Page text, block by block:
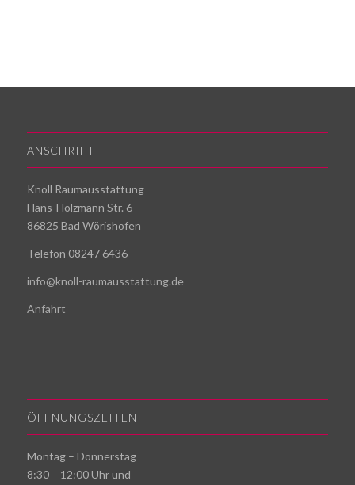
ANSCHRIFT
Knoll Raumausstattung
Hans-Holzmann Str. 6
86825 Bad Wörishofen
Telefon 08247 6436
info@knoll-raumausstattung.de
Anfahrt
ÖFFNUNGSZEITEN
Montag – Donnerstag
8:30 – 12:00 Uhr und